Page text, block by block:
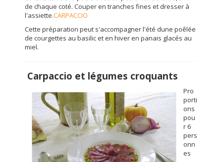
de chaque coté. Couper en tranches fines et dresser à
l'assiette.CARPACCIO
Cette préparation peut s'accompagner l'été dune poêlée
de courgettes au basilic et en hiver en panais glacés au
miel.
Carpaccio et légumes croquants
Pro
porti
ons
pou
r 6
pers
onn
es